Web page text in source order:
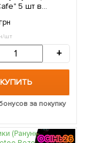
5 шт в
шт
+
КУПИТЬ
за покупку